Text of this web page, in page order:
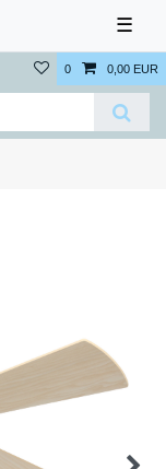
☰
0 0,00 EUR